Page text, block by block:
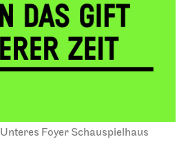
Unteres Foyer Schauspielhaus